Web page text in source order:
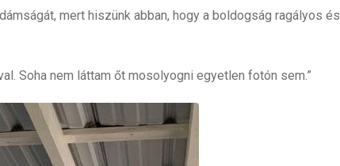
mert hiszünk abban, hogy a boldogság ragályos
Soha nem láttam őt mosolyogni egyetlen fotón sem.”